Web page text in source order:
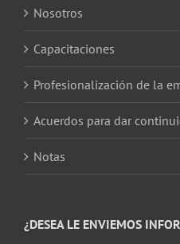
Nosotros
Capacitaciones
Profesionalización de la
Acuerdos para dar
Notas
¿DESEA LE ENVIEMOS